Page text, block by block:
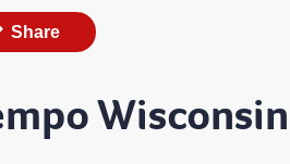
Share
Wisconsin